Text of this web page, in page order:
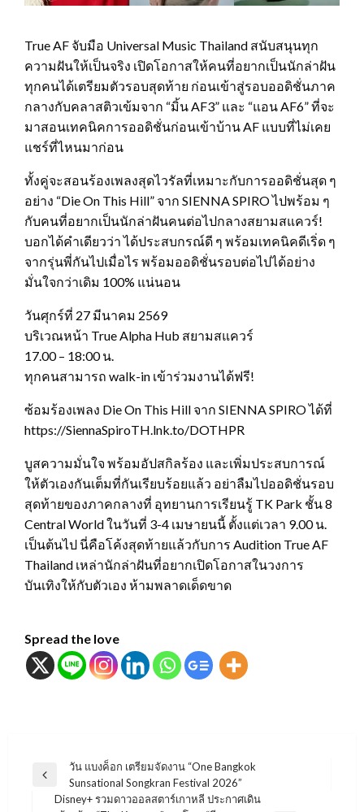
True AF จับมือ Universal Music Thailand สนับสนุนทุก
ความฝันให้เป็นจริง เปิดโอกาสให้คนที่อยากเป็นนักล่าฝัน
ทุกคนได้เตรียมตัวรอบสุดท้าย ก่อนเข้าสู่รอบออดิชั่นภาค
กลางกับคลาสติวเข้มจาก “มิ้น AF3” และ “แอน AF6” ที่จะ
มาสอนเทคนิคการออดิชั่นก่อนเข้าบ้าน AF แบบที่ไม่เคย
แชร์ที่ไหนมาก่อน
ทั้งคู่จะสอนร้องเพลงสุดไวรัลที่เหมาะกับการออดิชั่นสุด ๆ
อย่าง “Die On This Hill” จาก SIENNA SPIRO ไปพร้อม ๆ
กับคนที่อยากเป็นนักล่าฝันคนต่อไปกลางสยามสแควร์!
บอกได้คำเดียวว่า ได้ประสบกรณ์ดี ๆ พร้อมเทคนิคดีเริ่ด ๆ
จากรุ่นพี่กันไปเมื่อไร พร้อมออดิชั่นรอบต่อไปได้อย่าง
มั่นใจกว่าเดิม 100% แน่นอน
วันศุกร์ที่ 27 มีนาคม 2569
บริเวณหน้า True Alpha Hub สยามสแควร์
17.00 – 18:00 น.
ทุกคนสามารถ walk-in เข้าร่วมงานได้ฟรี!
ซ้อมร้องเพลง Die On This Hill จาก SIENNA SPIRO ได้ที่
https://SiennaSpiroTH.lnk.to/DOTHPR
บูสความมั่นใจ พร้อมอัปสกิลร้อง และเพิ่มประสบการณ์
ให้ตัวเองกันเต็มที่กันเรียบร้อยแล้ว อย่าลืมไปออดิชั่นรอบ
สุดท้ายของภาคกลางที่ อุทยานการเรียนรู้ TK Park ชั้น 8
Central World ในวันที่ 3-4 เมษายนนี้ ตั้งแต่เวลา 9.00 น.
เป็นต้นไป นี่คือโค้งสุดท้ายแล้วกับการ Audition True AF
Thailand เหล่านักล่าฝันที่อยากเปิดโอกาสในวงการ
บันเทิงให้กับตัวเอง ห้ามพลาดเด็ดขาด
Spread the love
แนะแนว
เรื่อง
Previous
วัน แบงค็อก เตรียมจัดงาน “One Bangkok
Sunsational Songkran Festival 2026”
Disney+ รวมดาวออลสตาร์เกาหลี ประกาศเดิน